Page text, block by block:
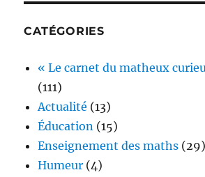
CATÉGORIES
« Le carnet du matheux
(111)
Actualité (13)
Éducation (15)
Enseignement des maths (29)
Humeur (4)